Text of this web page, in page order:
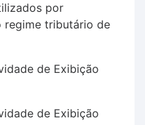
por
regime tributário de
de Exibição
de Exibição